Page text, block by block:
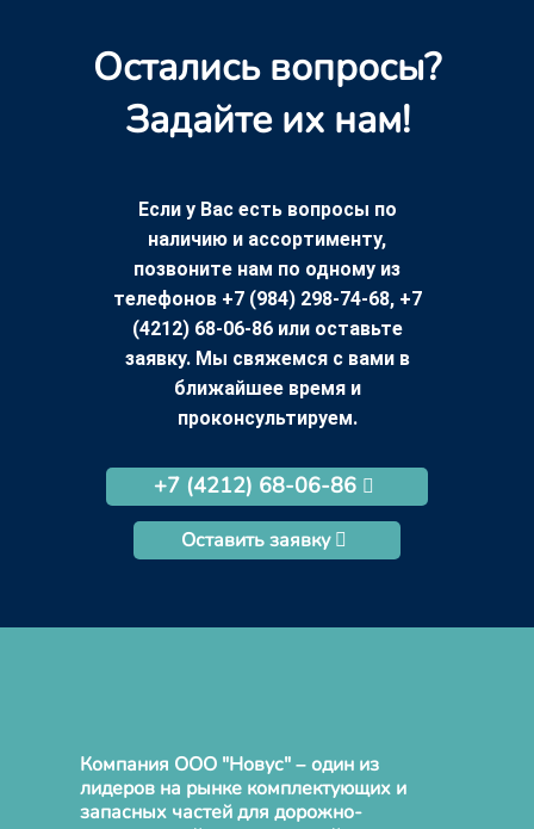
Остались вопросы?
Задайте их нам!
Если у Вас есть вопросы по
наличию и ассортименту,
позвоните нам по одному из
телефонов +7 (984) 298-74-68, +7
(4212) 68-06-86 или оставьте
заявку. Мы свяжемся с вами в
ближайшее время и
проконсультируем.
+7 (4212) 68-06-86
Оставить заявку
Компания ООО "Новус" – один из
лидеров на рынке комплектующих и
запасных частей для дорожно-